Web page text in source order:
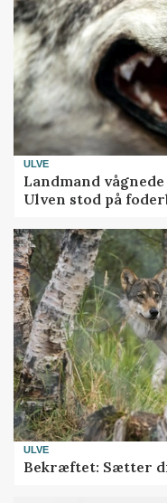
ULVE
Landmand
Ulven stod på
ULVE
Bekræftet: Sætter